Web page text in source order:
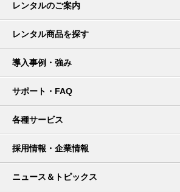
レンタルのご案内
レンタル商品を探す
導入事例・強み
サポート・FAQ
各種サービス
採用情報・企業情報
ニュース＆トピックス